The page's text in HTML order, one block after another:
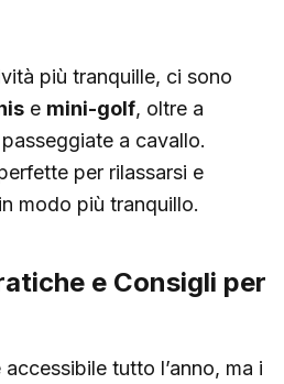
più tranquille, ci sono
e mini-golf, oltre a
a cavallo.
per rilassarsi e
modo più tranquillo.
e Consigli per
accessibile tutto l’anno, ma i